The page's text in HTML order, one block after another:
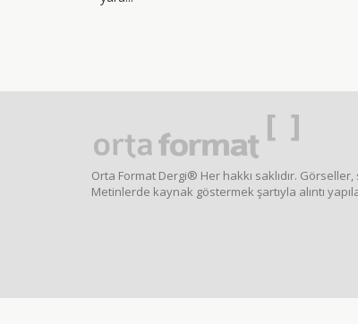
Orta Format Dergi® Her hakkı saklıdır. Görseller,
Metinlerde kaynak göstermek şartıyla alıntı